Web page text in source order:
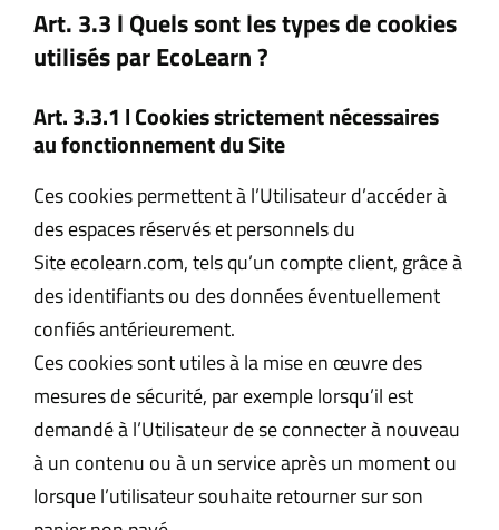
Art. 3.3 l Quels sont les types de cookies
utilisés parEcoLearn?
Art. 3.3.1 l Cookies strictement nécessaires
au fonctionnement du Site
Ces cookies permettent à l’Utilisateur d’accéder à
des espaces réservés et personnels du
Site ecolearn.com, tels qu’un compte client, grâce à
des identifiants ou des données éventuellement
confiés antérieurement.
Ces cookies sont utiles à la mise en œuvre des
mesures de sécurité, par exemple lorsqu’il est
demandé à l’Utilisateur de se connecter à nouveau
à un contenu ou à un service après un moment ou
lorsque l’utilisateur souhaite retourner sur son